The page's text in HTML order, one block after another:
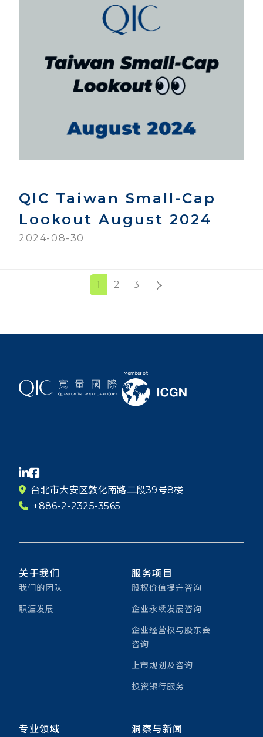
QIC Taiwan Small-Cap
Lookout August 2024
2024-08-30
1 2 3
台北市大安区敦化南路二段39号8楼
+886-2-2325-3565
关于我们
我们的团队
职涯发展
服务项目
股权价值提升咨询
企业永续发展咨询
企业经营权与股东会
咨询
上市规划及咨询
投资银行服务
专业领域 洞察与新闻